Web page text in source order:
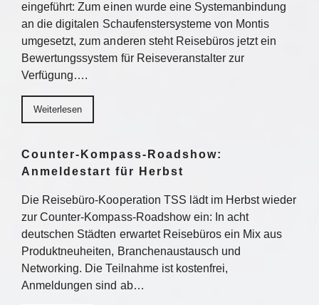
eingeführt: Zum einen wurde eine Systemanbindung
an die digitalen Schaufenstersysteme von Montis
umgesetzt, zum anderen steht Reisebüros jetzt ein
Bewertungssystem für Reiseveranstalter zur
Verfügung….
Weiterlesen
Counter-Kompass-Roadshow:
Anmeldestart für Herbst
Die Reisebüro-Kooperation TSS lädt im Herbst wieder
zur Counter-Kompass-Roadshow ein: In acht
deutschen Städten erwartet Reisebüros ein Mix aus
Produktneuheiten, Branchenaustausch und
Networking. Die Teilnahme ist kostenfrei,
Anmeldungen sind ab…